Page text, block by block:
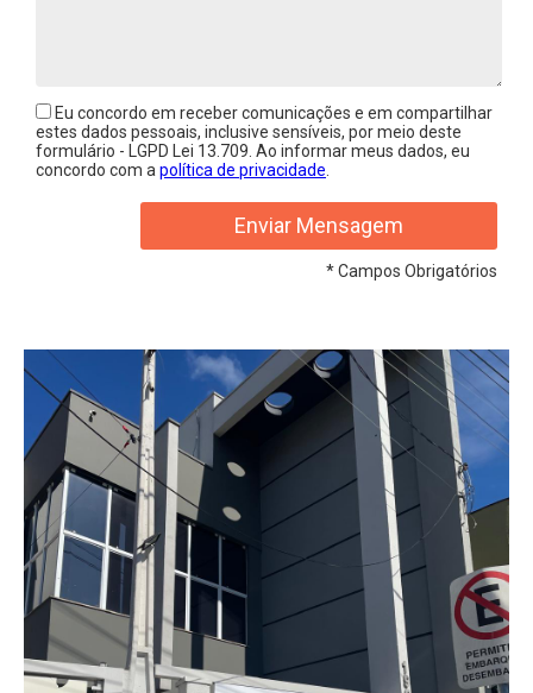
Eu concordo em receber comunicações e em compartilhar
estes dados pessoais, inclusive sensíveis, por meio deste
formulário - LGPD Lei 13.709. Ao informar meus dados, eu
concordo com a política de privacidade
* Campos Obrigatórios